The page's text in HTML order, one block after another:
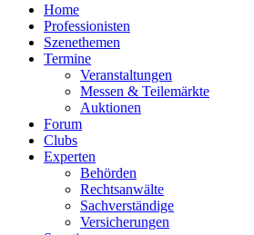
Home
Professionisten
Szenethemen
Termine
Veranstaltungen
Messen & Teilemärkte
Auktionen
Forum
Clubs
Experten
Behörden
Rechtsanwälte
Sachverständige
Versicherungen